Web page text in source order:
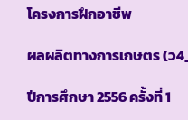
โครงการฝึกอาชีพ
ผลผลิตทางการเกษตร (ว
ปีการศึกษา2556 ครั้งที่ 1